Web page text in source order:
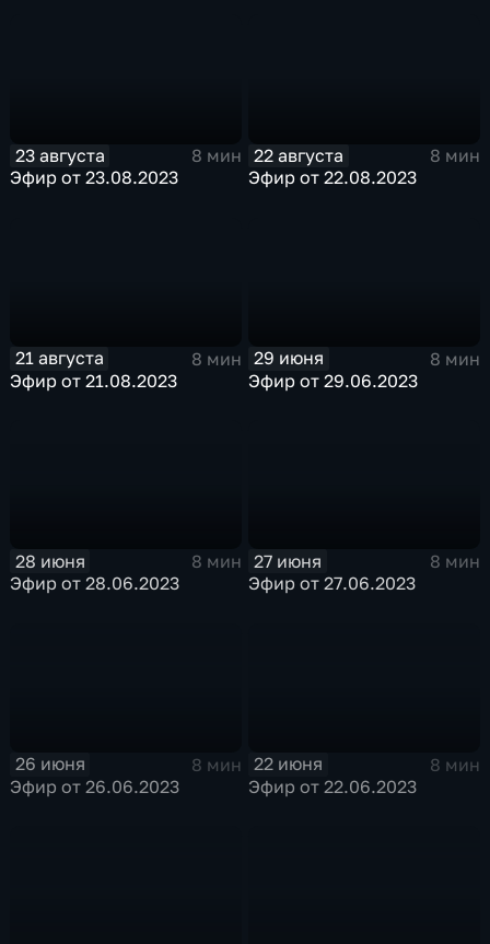
23 августа
8 мин
Эфир от 23.08.2023
22 августа
8 мин
Эфир от 22.08.2023
21 августа
8 мин
Эфир от 21.08.2023
29 июня
8 мин
Эфир от 29.06.2023
28 июня
8 мин
Эфир от 28.06.2023
27 июня
8 мин
Эфир от 27.06.2023
26 июня
8 мин
Эфир от 26.06.2023
22 июня
8 мин
Эфир от 22.06.2023